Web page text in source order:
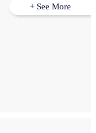
+ See More